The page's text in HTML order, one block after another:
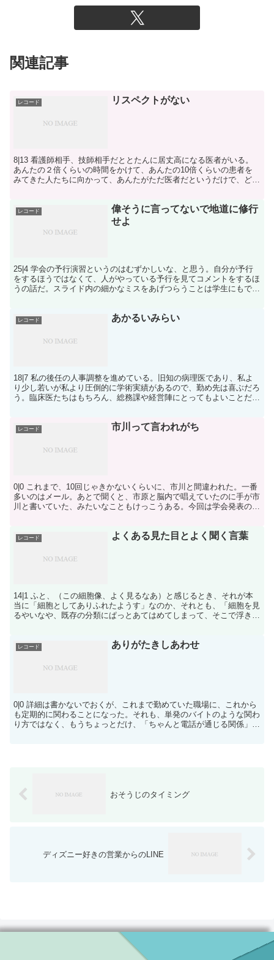
関連記事
レコード リスペクトがない
8|13 看護師相手、技師相手だととたんに居丈高になる医者がいる。
あんたの２倍くらいの時間をかけて、あんたの10倍くらいの患者を
みてきた人たちに向かって、あんたがただ医者だというだけで、どう
レコード
偉そうに言ってないで地道に修行
せよ
25|4 学会の予行演習というのはむずかしいな、と思う。自分が予行
をするほうではなくて、人がやっている予行を見てコメントをするほ
うの話だ。スライド内の細かなミスをあげつらうことは学生にもでき
レコード あかるいみらい
18|7 私の後任の人事調整を進めている。旧知の病理医であり、私よ
り少し若いが私より圧倒的に学術実績があるので、勤め先は喜ぶだろ
う。臨床医たちはもちろん、総務課や経営陣にとってもよいことだと
レコード 市川って言われがち
0|0 これまで、10回じゃきかないくらいに、市川と間違われた。一番
多いのはメール。あとで聞くと、市原と脳内で唱えていたのに手が市
川と書いていた、みたいなこともけっこうある。今回は学会発表の抄
レコード よくある見た目とよく聞く言葉
14|1 ふと、（この細胞像、よく見るなあ）と感じるとき、それが本
当に「細胞としてありふれたようす」なのか、それとも、「細胞を見
るやいなや、既存の分類にぱっとあてはめてしまって、そこで浮き上
レコード ありがたきしあわせ
0|0 詳細は書かないでおくが、これまで勤めていた職場に、これから
も定期的に関わることになった。それも、単発のバイトのような関わ
り方ではなく、もうちょっとだけ、「ちゃんと電話が通じる関係」に
おそうじのタイミング
ディズニー好きの営業からのLINE